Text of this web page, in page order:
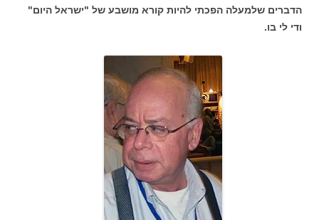
הדברים שלמעלה הפכתי להיות קורא מושבע של "ישראל היום"
ודי לי בו.